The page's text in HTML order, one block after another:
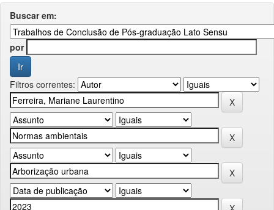
Buscar em:
por
Filtros correntes: